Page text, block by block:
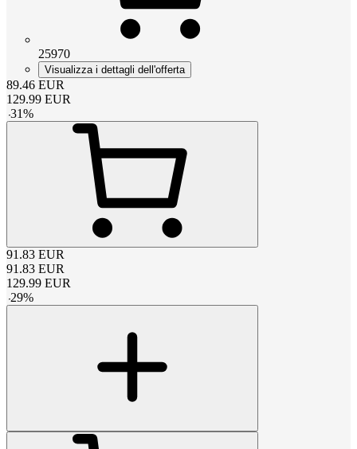
25970
Visualizza i dettagli dell'offerta
89.46 EUR
129.99 EUR
-31%
91.83 EUR
91.83 EUR
129.99 EUR
-29%